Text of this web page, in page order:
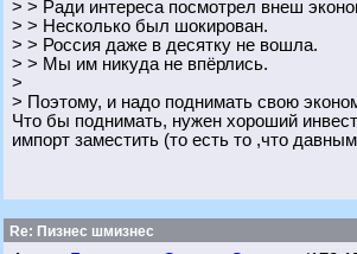
> > Ради интереса посмотрел внеш
> > Несколько был шокирован.
> > Россия даже в десятку не вошла.
> > Мы им никуда не впёрлись.
>
> Поэтому, и надо поднимать свою
Что бы поднимать, нужен хороший
импорт заместить (то есть то ,что
Re: Пизнес шмизнес